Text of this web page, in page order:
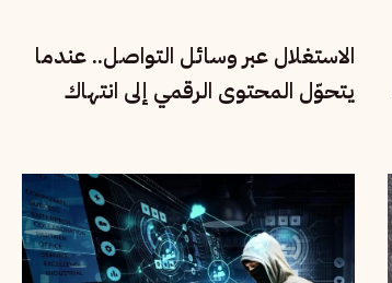
الاستغلال عبر وسائل التواصل.. عندما
يتحوّل المحتوى الرقمي إلى انتهاك